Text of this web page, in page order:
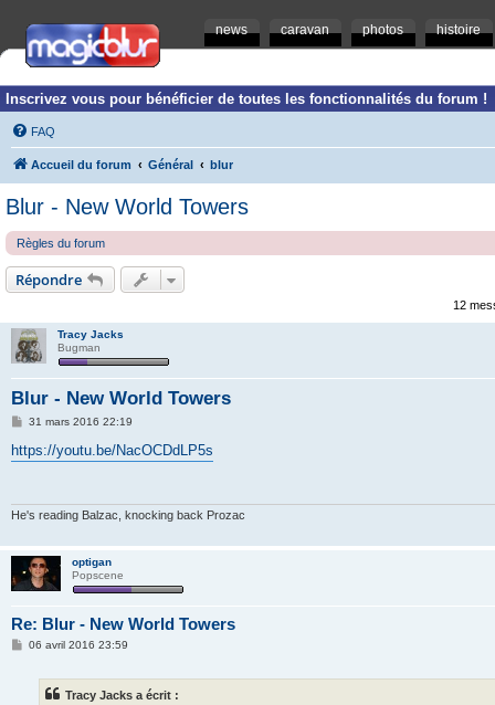
news caravan photos histoire
Inscrivez vous pour bénéficier de toutes les fonctionnalités du forum !
FAQ
Accueil du forum Général blur
Blur - New World Towers
Règles du forum
Répondre
12
Tracy Jacks
Bugman
Blur - New World Towers
M
s
s
31 mars 2016 22:19
https://youtu.be/NacOCDdLP5s
He's reading Balzac, knocking back Prozac
optigan
Popscene
Re: Blur - New World Towers
M06 avril 2016 23:59
Tracy Jacks a écrit :